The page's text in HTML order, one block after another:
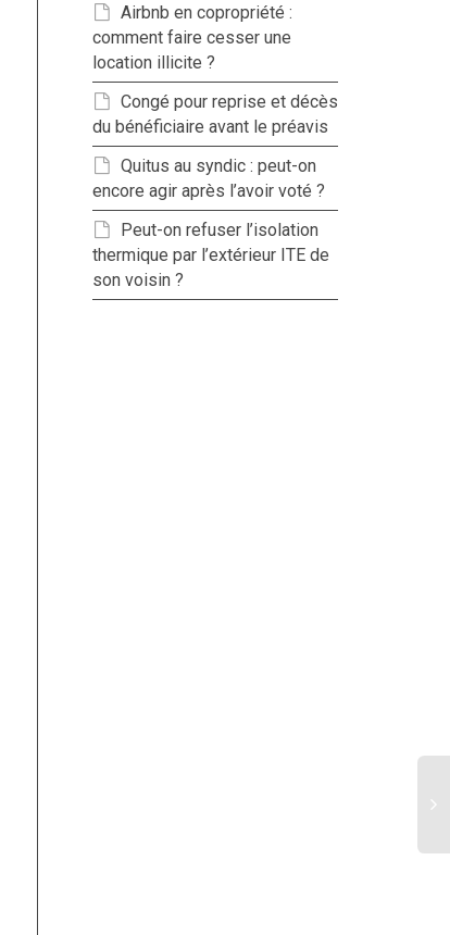
Airbnb en copropriété :
comment faire cesser une
location illicite ?
Congé pour reprise et décès
du bénéficiaire avant le préavis
Quitus au syndic : peut-on
encore agir après l’avoir voté ?
Peut-on refuser l’isolation
thermique par l’extérieur ITE de
son voisin ?